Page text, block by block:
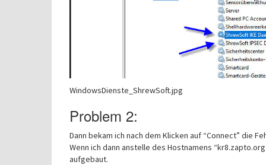
WindowsDienste_ShrewSoft.jpg
Problem 2:
Dann bekam ich nach dem Klicken auf “Connect” die
Wenn ich dann anstelle des Hostnamens
aufgebaut.